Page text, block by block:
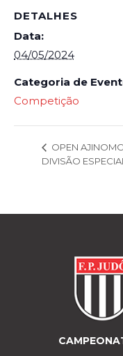
DETALHES
Data:
04/05/2024
Categoria de
Competição
OPEN
DIVISÃO ESPECIAL